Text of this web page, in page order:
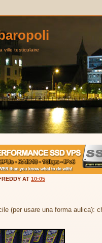
ville testiculaire
AT 10:05
(per usare una forma aulica):